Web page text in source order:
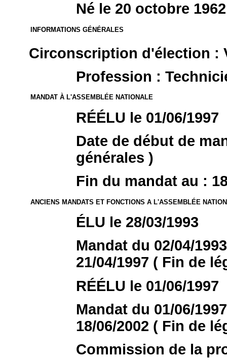
Né le 20 octobre
INFORMATIONS GÉNÉRALES
Circonscription d'élection :
Profession :
MANDAT À L'ASSEMBLÉE NATIONALE
RÉÉLU le 01/06/1997
Date de début de
générales )
Fin du mandat au :
ANCIENS MANDATS ET FONCTIONS A L'ASSEMBLÉE
ÉLU le 28/03/1993
Mandat du 02/04/
21/04/1997 ( Fin de
RÉÉLU le 01/06/1997
Mandat du 01/06/
18/06/2002 ( Fin de
Commission de la